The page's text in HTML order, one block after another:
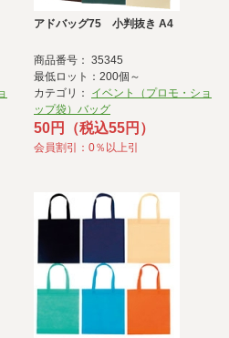
アドバッグ75 小判抜き A4
商品番号： 35345
最低ロット：200個～
カテゴリ： イベント（プロモ・ショ
ップ袋）バッグ
50円（税込55円）
会員割引：0％以上引